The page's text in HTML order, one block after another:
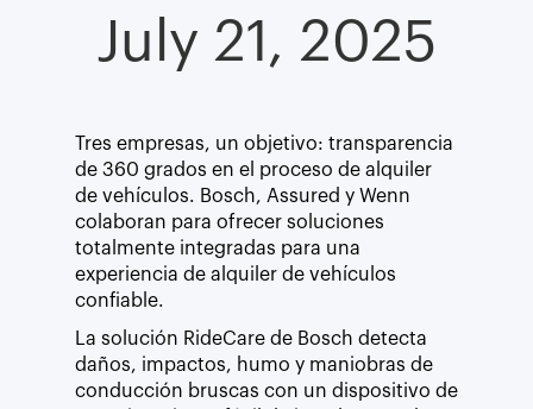
July 21, 2025
Tres empresas, un objetivo: transparencia
de 360 grados en el proceso de alquiler
de vehículos. Bosch, Assured y Wenn
colaboran para ofrecer soluciones
totalmente integradas para una
experiencia de alquiler de vehículos
confiable.
La solución RideCare de Bosch detecta
daños, impactos, humo y maniobras de
conducción bruscas con un dispositivo de